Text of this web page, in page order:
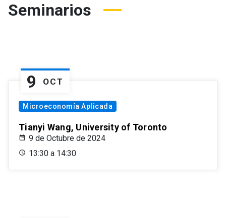
Seminarios
9 OCT
Microeconomía Aplicada
Tianyi Wang, University of Toronto
9 de Octubre de 2024
13:30 a 14:30